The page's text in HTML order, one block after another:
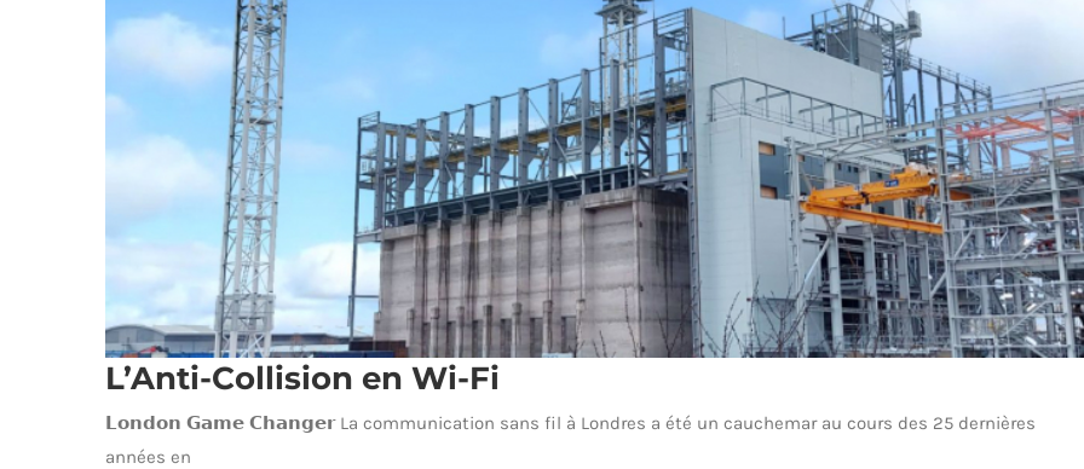
L’Anti-Collision en Wi-Fi
𝗟𝗼𝗻𝗱𝗼𝗻 𝗚𝗮𝗺𝗲 𝗖𝗵𝗮𝗻𝗴𝗲𝗿 La communication sans fil à Londres a été un cauchemar au cours des 25 dernières
années en